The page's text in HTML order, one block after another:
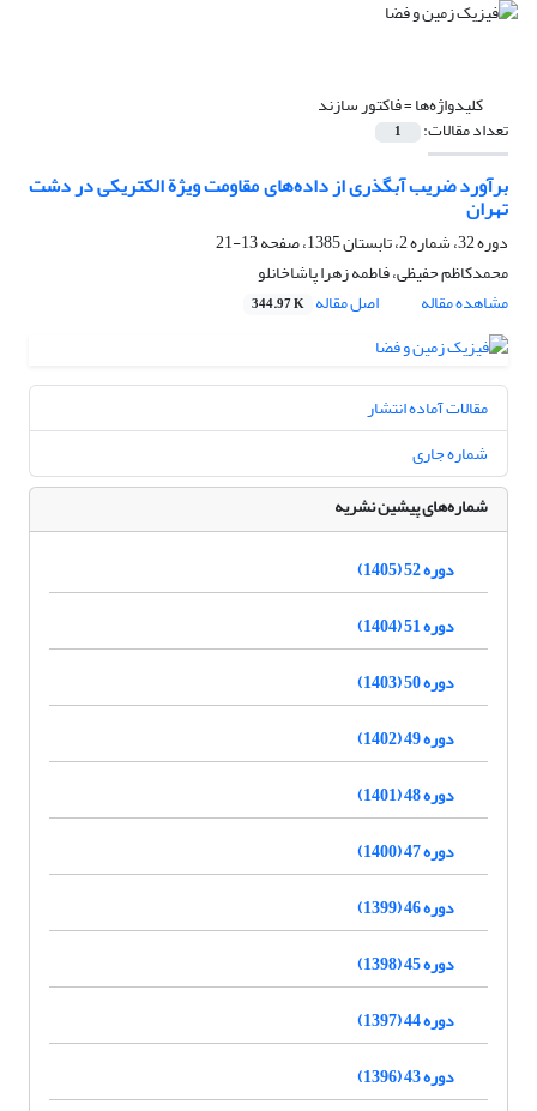
کلیدواژه‌ها =فاکتور سازند
تعداد مقالات: 1
برآورد ضریب آبگذری از داده‌های مقاومت ویژة الکتریکی در دشت
تهران
دوره 32، شماره 2، تابستان 1385، صفحه
13-21
محمدکاظم حفیظی، فاطمه زهرا پاشاخانلو
مشاهده مقاله
اصل مقاله 344.97 K
مقالات آماده انتشار
شماره جاری
شماره‌های پیشین نشریه
دوره 52 (1405)
دوره 51 (1404)
دوره 50 (1403)
دوره 49 (1402)
دوره 48 (1401)
دوره 47 (1400)
دوره 46 (1399)
دوره 45 (1398)
دوره 44 (1397)
دوره 43 (1396)